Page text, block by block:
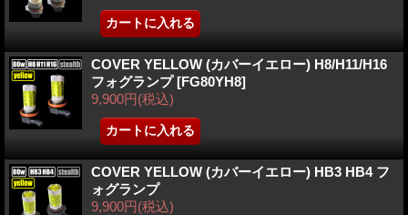
COVER YELLOW (カバーイエロー) H8/H11/H16
フォグランプ[FG80YH8]
9,900円(税込)
COVER YELLOW (カバーイエロー) HB3 HB4 フ
ォグランプ
9,900円(税込)